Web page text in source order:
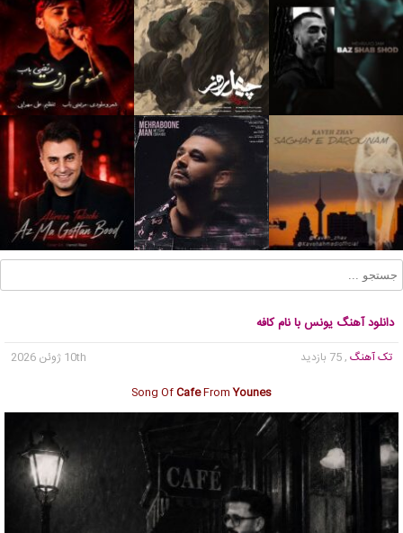
دانلود آهنگ یونس با نام کافه
تک آهنگ , 75 بازدید
10th ژوئن 2026
Song OfCafeFromYounes